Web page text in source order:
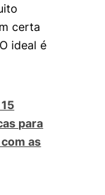
certa
ideal é
para
as